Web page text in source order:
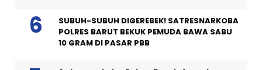
SUBUH-SUBUH DIGEREBEK! SATRESNARKOBA
POLRES BARUT BEKUK PEMUDA BAWA SABU
10 GRAM DI PASAR PBB